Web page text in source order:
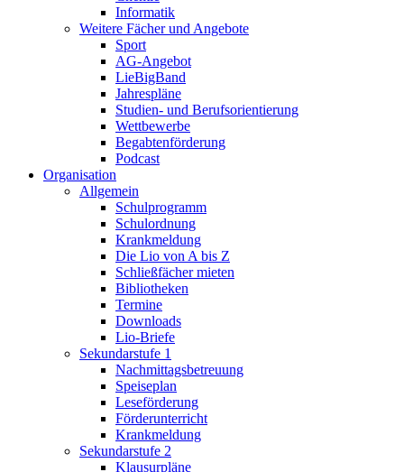
Informatik
Weitere Fächer und Angebote
Sport
AG-Angebot
LieBigBand
Jahrespläne
Studien- und Berufsorientierung
Wettbewerbe
Begabtenförderung
Podcast
Organisation
Allgemein
Schulprogramm
Schulordnung
Krankmeldung
Die Lio von A bis Z
Schließfächer mieten
Bibliotheken
Termine
Downloads
Lio-Briefe
Sekundarstufe 1
Nachmittagsbetreuung
Speiseplan
Leseförderung
Förderunterricht
Krankmeldung
Sekundarstufe 2
Klausurpläne